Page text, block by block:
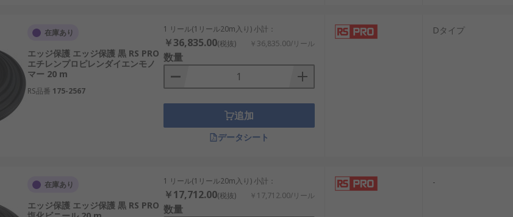
在庫あり
エッジ保護 エッジ保護 黒 RS PRO
エチレンプロピレンダイエンモノ
マー 20 m
RS品番 175-2567
1 リール(1リール20m入り) 小計：
￥36,835.00(税抜) ￥36,835.00/リール
数量
追加
データシート
Dタイプ
在庫あり
エッジ保護 エッジ保護 黒 RS PRO
1 リール(1リール20m入り) 小計：
￥17,712.00(税抜) ￥17,712.00/リール
数量
-